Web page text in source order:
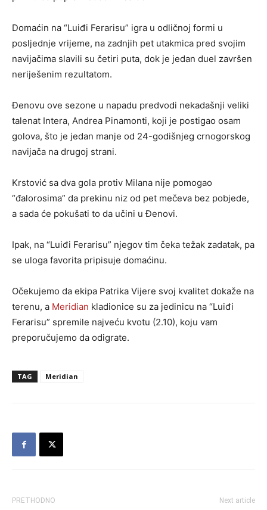
Domaćin na “Luiđi Ferarisu” igra u odličnoj formi u
posljednje vrijeme, na zadnjih pet utakmica pred svojim
navijačima slavili su četiri puta, dok je jedan duel završen
neriješenim rezultatom.
Đenovu ove sezone u napadu predvodi nekadašnji veliki
talenat Intera, Andrea Pinamonti, koji je postigao osam
golova, što je jedan manje od 24-godišnjeg crnogorskog
navijača na drugoj strani.
Krstović sa dva gola protiv Milana nije pomogao
“đalorosima” da prekinu niz od pet mečeva bez pobjede,
a sada će pokušati to da učini u Đenovi.
Ipak, na “Luiđi Ferarisu” njegov tim čeka težak zadatak, pa
se uloga favorita pripisuje domaćinu.
Očekujemo da ekipa Patrika Vijere svoj kvalitet dokaže na
terenu, a Meridian kladionice su za jedinicu na “Luiđi
Ferarisu” spremile najveću kvotu (2.10), koju vam
preporučujemo da odigrate.
TAG Meridian
PRETHODNO Next article